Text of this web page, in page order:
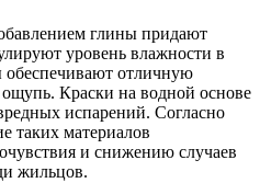
глины придают
уровень влажности в
отличную
Краски на водной основе
испарений. Согласно
таких материалов
и снижению случаев
жильцов.